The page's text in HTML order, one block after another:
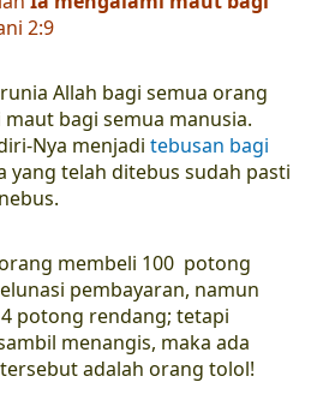
2:9
Allah bagi semua orang
bagi semua manusia.
Nya menjadi tebusan bagi
yang telah ditebus sudah pasti
membeli 100 potong
pembayaran, namun
potong rendang; tetapi
menangis, maka ada
adalah orang tolol!